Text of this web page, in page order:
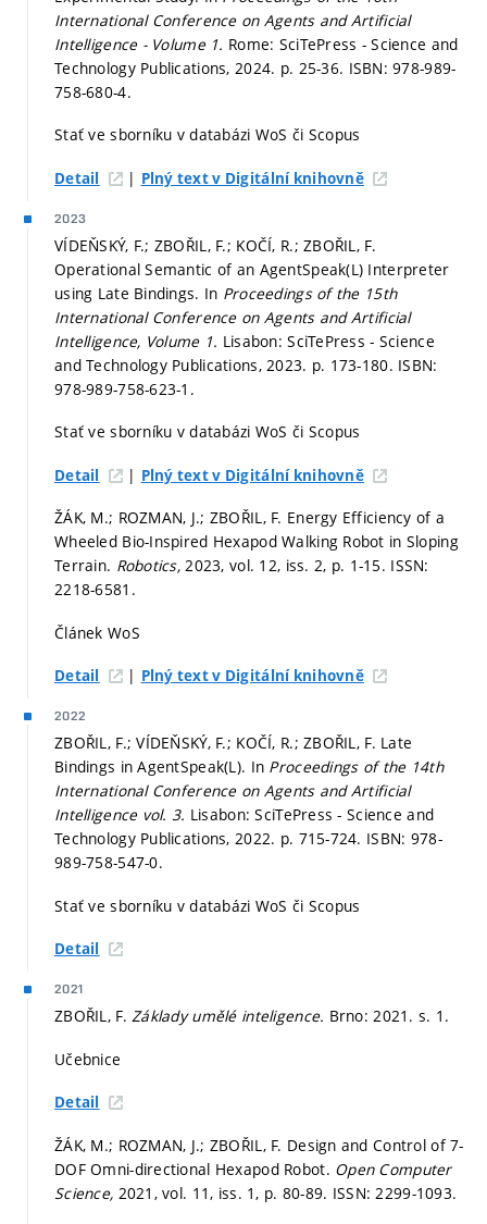
International Conference on Agents and Artificial
Intelligence - Volume 1. Rome: SciTePress - Science and
Technology Publications, 2024. p. 25-36. ISBN: 978-989-
758-680-4.
Stať ve sborníku v databázi WoS či Scopus
Detail | Plný text v Digitální knihovně
2023
VÍDEŇSKÝ, F.; ZBOŘIL, F.; KOČÍ, R.; ZBOŘIL, F.
Operational Semantic of an AgentSpeak(L) Interpreter
using Late Bindings. In Proceedings of the 15th
International Conference on Agents and Artificial
Intelligence, Volume 1. Lisabon: SciTePress - Science
and Technology Publications, 2023. p. 173-180. ISBN:
978-989-758-623-1.
Stať ve sborníku v databázi WoS či Scopus
Detail | Plný text v Digitální knihovně
ŽÁK, M.; ROZMAN, J.; ZBOŘIL, F. Energy Efficiency of a
Wheeled Bio-Inspired Hexapod Walking Robot in Sloping
Terrain. Robotics,2023, vol. 12, iss. 2, p. 1-15. ISSN:
2218-6581.
Článek WoS
Detail | Plný text v Digitální knihovně
2022
ZBOŘIL, F.; VÍDEŇSKÝ, F.; KOČÍ, R.; ZBOŘIL, F. Late
Bindings in AgentSpeak(L). In Proceedings of the 14th
International Conference on Agents and Artificial
Intelligence vol. 3. Lisabon: SciTePress - Science and
Technology Publications, 2022. p. 715-724. ISBN: 978-
989-758-547-0.
Stať ve sborníku v databázi WoS či Scopus
Detail
2021
ZBOŘIL, F.Základy umělé inteligence. Brno: 2021.s. 1.
Učebnice
Detail
ŽÁK, M.; ROZMAN, J.; ZBOŘIL, F. Design and Control of 7-
DOF Omni-directional Hexapod Robot. Open Computer
Science, 2021, vol. 11, iss. 1, p. 80-89. ISSN: 2299-1093.